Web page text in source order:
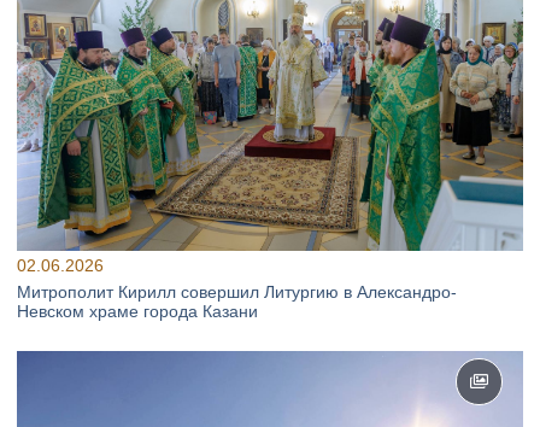
02.06.2026
Митрополит Кирилл совершил Литургию в Александро-
Невском храме города Казани